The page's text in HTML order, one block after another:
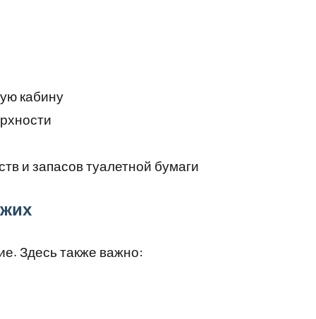
кабину
и запасов туалетной бумаги
Здесь также важно: